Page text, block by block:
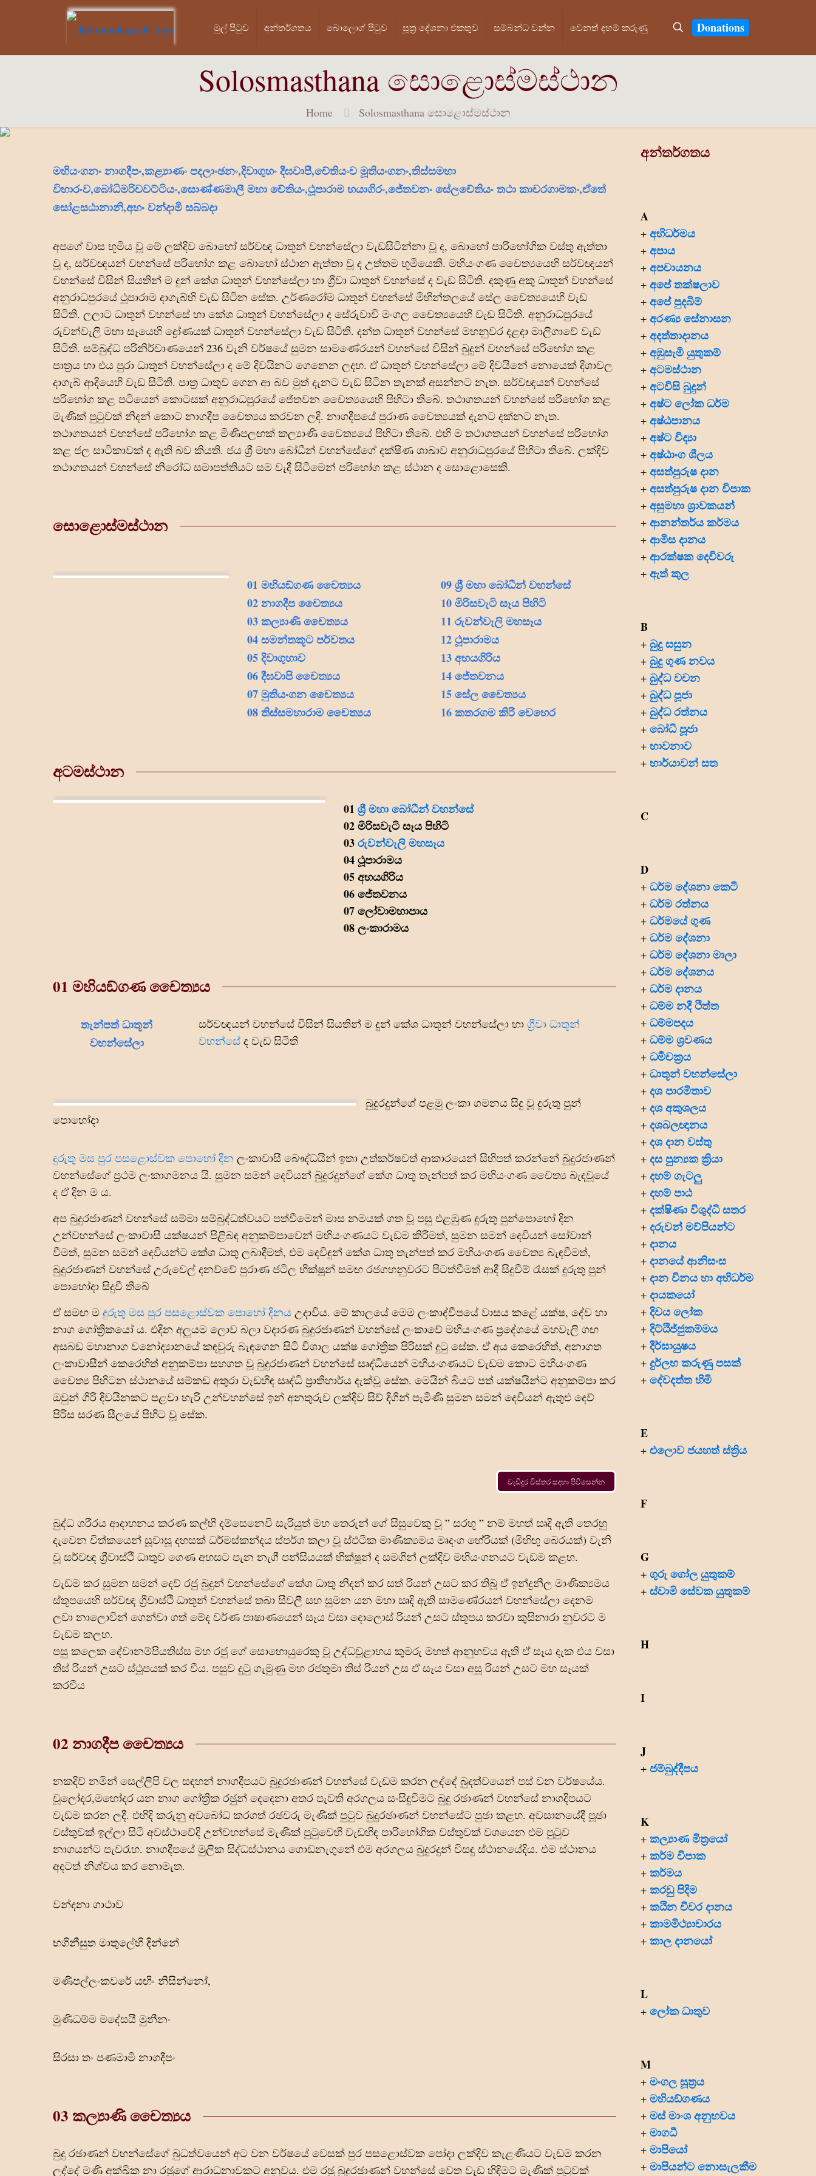
මුල් පි‍ටුව අන්තර්ගතය බොලොග් පි‍ටුව සූත්‍ර දේශනා එකතුව සම්බන්ධ වන්න වෙනත් දහම් කරුණු Donations
Solosmasthana සොළොස්මස්ථාන
Home Solosmasthana සොළොස්මස්ථාන
මහියංගනං නාගදීපං,කළ්‍යාණං පදලාංඡනං,දිවාගුහං දීඝවාපී,චේතියංච මූතියංගනං,තිස්සමහා
විහාරංව,බෝධිමරිචවට්ටියං,සොණ්ණමාලී මහා චේතියං,ථූපාරාම භයාගිරං,ජේතවනං සේලචේතියං තථා කාචරගාමකං,ඒ‍තේ
සෝළසඨානානි,අහං වන්දාමි සබ්බදා
අපගේ වාස භූමිය වූ මේ ලක්දිව බොහෝ සර්වඥ ධාතූන් වහන්සේලා වැඩසිටින්නා වූ ද, බොහෝ පාරිභෝගික වස්තු ඇත්තා
වූ ද, සර්වඥයන් වහන්සේ පරිභෝග කළ බොහෝ ස්ථාන ඇත්තා වූ ද උත්තම භූමියෙකි. මහියංගණ චෛත්‍යයෙහි සර්වඥයන්
වහන්සේ විසින් සියතින් ම දුන් කේශ ධාතූන් වහන්සේලා හා ග්‍රීවා ධාතූන් වහන්සේ ද වැඩ සිටිති. දකුණු අකු ධාතූන් වහන්සේ
අනුරාධපුරයේ ථූපාරාම දාගැබ්හි වැඩ සිටින සේක. උර්ණරෝම ධාතූන් වහන්සේ මිහින්තලයේ සේල චෛත්‍යයෙහි වැඩ
සිටිති. ලලාට ධාතූන් වහන්සේ හා කේශ ධාතූන් වහන්සේලා ද සේරුවාවි මංගල චෛත්‍යයෙහි වැඩ සිටිති. අනුරාධපුරයේ
රුවන්වැලි මහා සෑයෙහි ද්‍රෝණයක් ධාතූන් වහන්සේලා වැඩ සිටිති. දන්ත ධාතූන් වහන්සේ මහනුවර දළදා මාලිගාවේ වැඩ
සිටිති. සම්බුද්ධ පරිනිර්වාණයෙන් 236 වැනි වර්ෂයේ සුමන සාමණේරයන් වහන්සේ විසින් බුදුන් වහන්සේ පරිභෝග කළ
පාත්‍ර‍ය හා එය පුරා ධාතුන් වහන්සේලා ද මේ දිවයිනට ගෙනෙන ලදහ. ඒ ධාතූන් වහන්සේලා මේ දිවයිනේ නොයෙක් දිශාවල
දාගැබ් ආදියෙහි වැඩ සිටිති. පාත්‍ර‍ ධාතුව ගෙන ආ බව මුත් දැනට වැඩ සිටින තැනක් අසන්නට නැත. සර්වඥයන් වහන්සේ
පරිභෝග කළ පටියෙන් කොටසක් අනුරාධපුරයේ ජේතවන චෛත්‍යයෙහි පිහිටා තිබේ. තථාගතයන් වහන්සේ පරිභෝග කළ
මැණික් පුටුවක් නිදන් කොට නාගදීප චෛත්‍යය කරවන ලදි. නාගදීපයේ පුරාණ චෛත්‍යයක් දැනට දක්නට නැත.
තථාගතයන් වහන්සේ පරිභෝග කළ මිණිපලඟක් කල්‍යාණි චෛත්‍යයේ පිහිටා තිබේ. එහි ම තථාගතයන් වහන්සේ පරිභෝග
කළ ජල සාටිකාවක් ද ඇති බව කියති. ජය ශ්‍රී මහා බෝධීන් වහන්සේගේ දක්ෂිණ ශාඛාව අනුරාධපුරයේ පිහිටා තිබේ. ලක්දිව
තථාගතයන් වහන්සේ නිරෝධ සමාපත්තියට සම වැදී සිටීමෙන් පරිභෝග කළ ස්ථාන ද සොළොසෙකි.
සොළොස්මස්ථාන
01 මහියඞ්ගණ චෛත්‍යය
02 නාගදීප චෛත්‍යය
03 කල්‍යාණි චෛත්‍යය
04 සමන්තකූට පර්වතය
05 දිවාගුහාව
06 දීඝවාපි චෛත්‍යය
07 මුතියංගන චෛත්‍යය
08 තිස්සමහාරාම චෛත්‍යය
09 ශ්‍රී මහා බෝධීන් වහන්සේ
10 මිරිසවැටි සෑය පිහිටි
11 රුවන්වැලි මහසෑය
12 ථූපාරාමය
13 අභයගිරිය
14 ජේතවනය
15 සේල චෛත්‍යය
16 කතරගම කිරි වෙහෙර
අටමස්ථාන
01ශ්‍රී මහා බෝධීන් වහන්සේ
02 මිරිසවැටි සෑය පිහිටි
03රුවන්වැලි මහසෑය
04 ථූපාරාමය
05 අභයගිරිය
06 ජේතවනය
07 ලෝවාමහාපාය
08 ලංකාරාමය
01 මහියඞ්ගණ චෛත්‍යය
තැන්පත් ධාතූන්
වහන්සේලා
සර්වඥයන් වහන්සේ විසින් සියතින් ම දුන් කේශ ධාතූන් වහන්සේලා හා ග්‍රීවා ධාතූන්
වහන්සේද වැඩ සිටිති
බුදුරදුන්ගේ පළමු ලංකා ගමනය සිදු වූ දුරුතු පුන්
පොහෝදා
දුරුතු මස පුර පසළොස්වක පොහෝ දින ලංකාවාසී බෞද්ධයින් ඉතා උත්කර්ෂවත් ආකාරයෙන් සිහිපත් කරන්නේ බුදුරජාණන්
වහන්සේගේ ප්‍රථම ලංකාගමනය යි. සුමන සමන් දෙවියන් බුදුරදුන්ගේ කේශ ධාතු තැන්පත් කර මහියංගණ චෛත්‍ය බැඳවූයේ
ද ඒ දින ම ය.
අප බුදුරජාණන් වහන්සේ සම්මා සම්බුද්ධත්වයට පත්වීමෙන් මාස නමයක් ගත වූ පසු එළඹුණ දුරුතු පුන්පොහෝ දින
උන්වහන්සේ ලංකාවාසී යක්ෂයන් පිළිබඳ අනුකම්පාවෙන් මහියංගණයට වැඩම කිරීමත්, සුමන සමන් දෙවියන් සෝවාන්
වීමත්, සුමන සමන් දෙවියන්ට කේශ ධාතු ලබාදීමත්, එම දෙවිඳුන් කේශ ධාතු තැන්පත් කර මහියංගණ චෛත්‍ය බැඳවීමත්,
බුදුරජාණන් වහන්සේ උරුවෙල් දනව්වේ පුරාණ ජටිල භික්ෂූන් සමඟ රජගහනුවරට පිටත්වීමත් ආදී සිදුවීම් රැසක් දුරුතු පුන්
පොහෝදා සිදුවී තිබේ
ඒ සමඟ ම දුරුතු මස පුර පසළොස්වක පොහෝ දිනය උදාවිය. මේ කාලයේ මෙම ලංකාද්වීපයේ වාසය කළේ යක්ෂ, දේව හා
නාග ගෝත්‍රිකයෝ ය. එදින අලුයම ලොව බලා වදාරණ බුදුරජාණන් වහන්සේ ලංකාවේ මහියංගණ ප්‍රදේශයේ මහවැලි ගඟ
අසබඩ මහානාග වනෝද්‍යානයේ කඳවුරු බැඳගෙන සිටි විශාල යක්ෂ ගෝත්‍රික පිරිසක් දුටු සේක. ඒ අය කෙරෙහිත්, අනාගත
ලංකාවාසීන් කෙරෙහිත් අනුකම්පා සහගත වූ බුදුරජාණන් වහන්සේ සෘද්ධියෙන් මහියංගණයට වැඩම කොට මහියංගණ
චෛත්‍ය පිහිටන ස්ථානයේ සම්කඩ අතුරා වැඩහිඳ සෘද්ධි ප්‍රාතිහාර්ය දැක්වූ සේක. මෙයින් බියට පත් යක්ෂයින්ට අනුකම්පා කර
ඔවුන් ගිරි දිවයිනකට පළවා හැරි උන්වහන්සේ ඉන් අනතුරුව ලක්දිව සිව් දිගින් පැමිණි සුමන සමන් දෙවියන් ඇතුළු දෙව්
පිරිස සරණ සීලයේ පිහිට වූ සේක.
වැඩිදුර විස්තර සදහා පිවිසෙන්න
බුද්ධ ශරීරය ආදාහනය කරණ කල්හි දම්සෙනෙවි සැරියුත් මහ තෙරුන් ගේ සිසුවෙකු වූ ” සරභූ ” නම් මහත් ඍදි ඇති තෙරහු
දැවෙන චිත්කයෙන් සූවාසූ දහසක් ධර්මස්කන්දය ස්පර්ශ කලා වූ ස්ඵටික මාණික්‍යමය මෘදංග භේරියක් (මිහිඟු බෙරයක්) වැනි
වූ සර්වඥ ග්‍රීවාස්ථි ධාතුව ගෙණ අහසට පැන නැගී පන්සියයක් භික්ෂූන් ද සමගින් ලක්දිව මහියංගනයට වැඩම කළහ.
වැඩම කර සුමන සමන් දෙව් රජු බුදුන් වහන්සේගේ කේශ ධාතු නිදන් කර සත්‍ රියන් උසට කර තිබූ ඒ ඉන්ද්‍රනීල මාණික්‍යමය
ස්තූපයෙහි සර්වඥ ග්‍රීවාස්ථි ධාතූන් වහන්සේ තබා සීවලී සහ සුමන යන මහා ඍදි ඇති සාමණේරයන් වහන්සේලා දෙනම
ලවා නාලොවින් ගෙන්වා ගත් මේද වර්ණ පාෂාණයෙන් සෑය වසා දොලොස් රියන් උසට ස්තූපය කරවා කුසිනාරා නුවරට ම
වැඩම කලහ.
පසු කලෙක දේවානම්පියතිස්ස මහ රජු ගේ සොහොයුරෙකු වූ උද්ධචූළාභය කුමරු මහත් ආනුභවය ඇති ඒ සෑය දැක එය වසා
තිස් රියන් උසට ස්ථූපයක් කර වීය. පසුව දුටු ගැමුණු මහ රජතුමා තිස් රියන් උස ඒ සෑය වසා අසූ රියන් උසට මහ සෑයක්
කරවීය
02 නාගදීප චෛත්‍යය
නකදිව් නමින් සෙල්ලිපි වල සඳහන් නාගදීපයට බුදුරඡාණන් වහන්සේ වැඩම කරන ලද්දේ බුදත්වයෙන් පස් වන වර්ෂයේය.
චූලෝදර,මහෝදර යන නාග ගෝත්‍රික රඡුන් දෙදෙනා අතර පැවති අරගලය සංසිඳුවිමට බුදු රඡාණන් වහන්සේ නාගදිපයට
වැඩම කරන ලදී. එහිදි කරුනු අවබෝධ කරගත් රඡවරු මැණික් පුටුව බුදුරඡාණන් වහන්සේ‍ට පුඡා කළහ. අවසානයේදී පූඡා
වස්තුවක් ඉල්ලා සිටි අවස්ථාවේදි උන්වහන්සේ මැණික් පුටුවෙහි වැඩහිඳ පාරිභෝගික වස්තුවක් වශයෙන එම පුටුව
නාගයන්ට පැවරැහ. නාගදීපයේ මුලික සිද්ධස්ථානය ගොඩනැගුනේ එම අරගලය බුදුරදුන් විසඳු ස්ථානයේදිය. එම ස්ථානය
අදටත් නිශ්චය කර නොමැත.
වන්දනා ගාථාව
භගිනීසුත මාතුලේහි දින්නේ
මණිපල්ලංකවරේ යඟිං නිසින්නෝ,
මුණිධම්ම මදේසයී මුනීනං
සිරසා තං පණමාමි නාගදීපං
03 කල්‍යාණි චෛත්‍යය
බුදු රඡාණන් වහන්සේගේ බුධත්වයෙන් අට වන වර්ෂයේ වෙසක් පුර පසළොස්වක පෝදා ලක්දිව කැළණියට වැඩම කරන
ලද්දේ මණි අක්ඛික නා රඡුගේ ආරාධනාවකට අනුවය. එම රඡු බුදුරඡාණන් වහන්සේ වෙත වැඩ හිඳිමට මැණික් පුටුවක්
අන්තර්ගතය
A
+අභිධර්මය
+අපාය
+අපචායනය
+අපේ තක්ෂලාව
+අපේ පුදබිම්
+අරණ්‍ය සේනාසන
+අදත්තාදානය
+අඹුසැමි යුතුකම්
+අටමස්ථාන
+අටවිසි බුදුන්
+අෂ්ට ලෝක ධර්ම
+අෂ්ඨපානය
+අෂ්ට විද්‍යා
+අෂ්ඨාංග ශීලය
+අසත්පුරුෂ දාන
+අසත්පුරුෂ දාන විපාක
+අසුමහා ශ්‍රාවකයන්
+ආනන්තර්ය කර්මය
+ආමිස දානය
+ආරක්ෂක දෙවිවරු
+ඇත් කුල
B
+බුදු සසුන
+බුදු ගුණ නවය
+බුද්ධ වචන
+බුද්ධ පූජා
+බුද්ධ රත්නය
+බෝධි පූජා
+භාවනාව
+භාර්යාවන් සත
C
D
+ධර්ම දේශනා කෙටි
+ධර්ම රත්නය
+ධර්මයේ ගුණ
+ධර්ම දේශනා
+ධර්ම දේශනා මාලා
+ධර්ම දේශනය
+ධර්ම දානය
+ධම්ම නදී ථිත්ත
+ධම්මපදය
+ධම්ම ශ්‍රවණය
+ධර්‍මචක්‍රය
+ධාතූන් වහන්සේලා
+දශ පාරමිතාව
+දශ අකුශලය
+දශබලඥානය
+දශ දාන වස්තු
+දස පුන්‍යක ක්‍රියා
+දහම් ගැටලු
+දහම් පාඨ
+දක්ෂිණා විශුද්ධි සතර
+දරුවන් මව්පියන්ට
+දානය
+දානයේ ආනිසංස
+දාන විනය හා අභිධර්ම
+දායකයෝ
+දිවය ලෝක
+දිට්ඨිජ්ජුකම්මය
+දීර්ඝායුෂය
+දුර්ලභ කරුණු පසක්
+දේවදත්ත හිමි
E
+එලොව ජයහත් ස්ත්‍රිය
F
G
+ගුරු ගෝල යුතුකම්
+ස්වාමි සේවක යුතුකම්
H
I
J
+ජම්බුද්දීපය
K
+කල්‍යාණ මිත්‍රයෝ
+කර්ම විපාක
+කර්මය
+කරඩු පිදිම
+කඨින චීවර දානය
+කාමමිථ්‍යාචාරය
+කාල දානයෝ
L
+ලෝක ධාතුව
M
+මංගල සූත්‍රය
+මහියඞ්ගණය
+මස් මාංශ අනුභවය
+මාගධී
+මාපියෝ
+මාපියන්ට නොසැලකීම